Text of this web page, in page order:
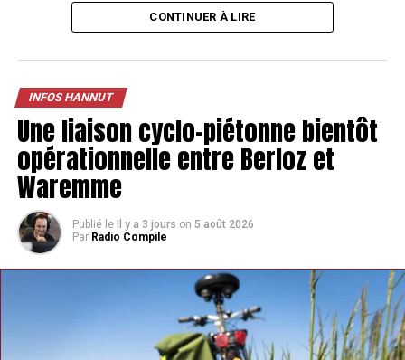
CONTINUER À LIRE
INFOS HANNUT
Une liaison cyclo-piétonne bientôt
opérationnelle entre Berloz et
Waremme
Publié le Il y a 3 jours on 5 août 2026
Par Radio Compile